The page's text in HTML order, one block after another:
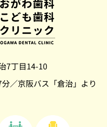
7丁目14-10
／京阪バス「倉治」より